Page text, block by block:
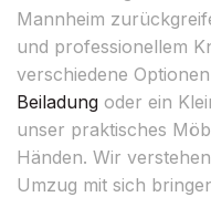
Mannheim
und professionellem
verschiedene
Beiladung oder ein
unser praktisches
Händen. Wir
Umzug mit sich